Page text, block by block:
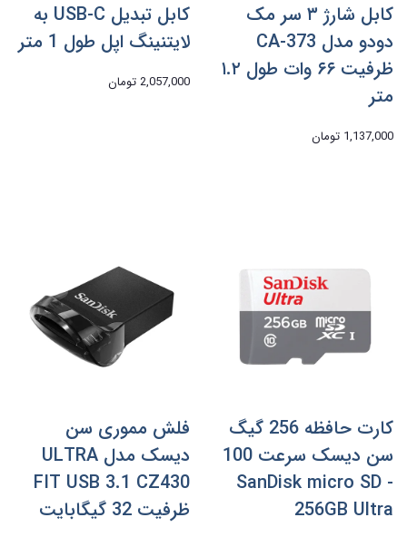
کابل شارژ ۳ سر مک
دودو مدل CA-373
ظرفیت ۶۶ وات طول ۱.۲
متر
1,137,000 تومان
کابل تبدیل USB-C به
لایتنینگ اپل طول 1 متر
2,057,000 تومان
کارت حافظه 256 گیگ
سن دیسک سرعت 100
- SanDisk micro SD
256GB Ultra
فلش مموری سن
دیسک مدل ULTRA
FIT USB 3.1 CZ430
ظرفیت 32 گیگابایت